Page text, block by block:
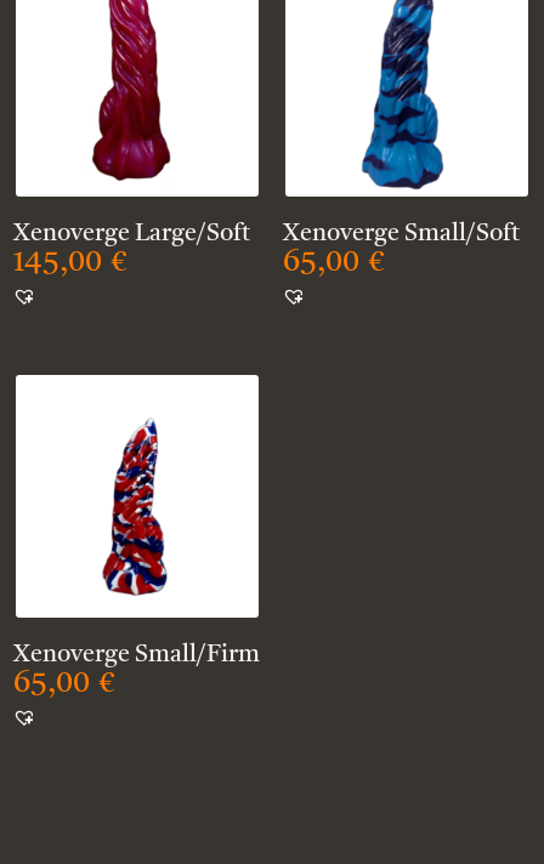
Xenoverge Large/Soft
145,00€
Xenoverge Small/Soft
65,00 €
Xenoverge Small/Firm
65,00€